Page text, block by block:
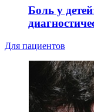
Боль у
Для пациентов